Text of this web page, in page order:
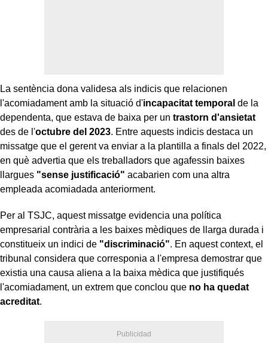
La sentència dona validesa als indicis que relacionen
l'acomiadament amb la situació d'incapacitat temporal de la
dependenta, que estava de baixa per un trastorn d'ansietat
des de l'octubre del 2023. Entre aquests indicis destaca un
missatge que el gerent va enviar a la plantilla a finals del 2022,
en què advertia que els treballadors que agafessin baixes
llargues "sense justificació" acabarien com una altra
empleada acomiadada anteriorment.
Per al TSJC, aquest missatge evidencia una política
empresarial contrària a les baixes mèdiques de llarga durada i
constitueix un indici de "discriminació". En aquest context, el
tribunal considera que corresponia a l'empresa demostrar que
existia una causa aliena a la baixa mèdica que justifiqués
l'acomiadament, un extrem que conclou que no ha quedat
acreditat.